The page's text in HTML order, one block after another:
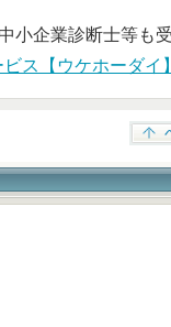
小企業診断士等も
ス【ウケホーダイ】